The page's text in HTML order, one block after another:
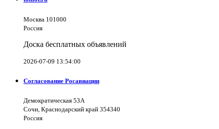
Москва 101000
Россия
Доска бесплатных объявлений
2026-07-09 13:54:00
Согласование Росавиации
Демократическая 53А
Сочи, Краснодарский край 354340
Россия